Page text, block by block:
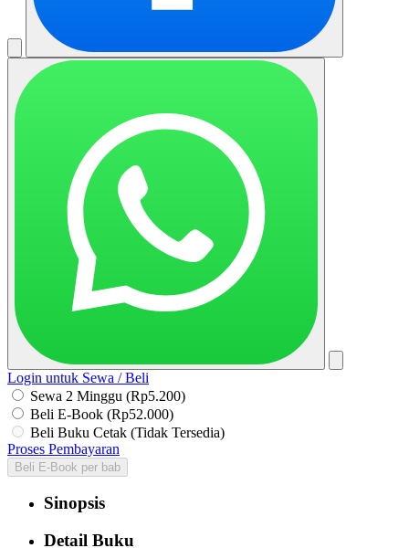
Login untuk Sewa / Beli
Sewa 2 Minggu (Rp5.200)
Beli E-Book (Rp52.000)
Beli Buku Cetak (Tidak Tersedia)
Proses Pembayaran
Beli E-Book per bab
Sinopsis
Detail Buku